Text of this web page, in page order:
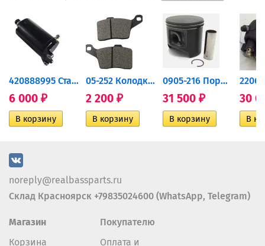
420888995 Стартер для...
6 000 ₽
05-252 Колодки тормозные...
2 200 ₽
0905-216 Поршень Arctic Cat...
31 500 ₽ 30
noreply@realbassparts.ru
Склад Красноярск +79835024600 (WhatsApp, Telegram)
Магазин
Корзина
Покупателю
Оплата и